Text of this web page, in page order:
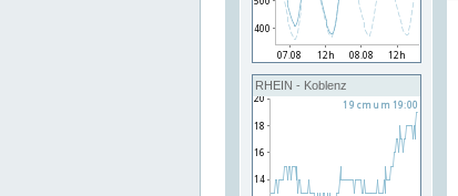
RHEIN - Koblenz